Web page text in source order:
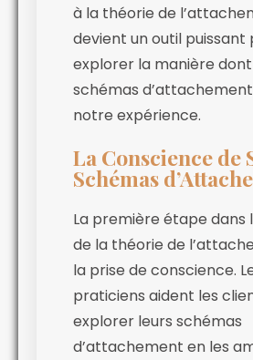
à la théorie de
devient un outil puissant
explorer la manière
schémas
notre expérience.
La Conscience de
Schémas
La première étape dans
de la théorie de
la prise de conscience.
praticiens aident les
explorer leurs schémas
d’attachement en les